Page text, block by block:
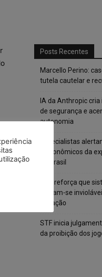
Posts Recentes
Marcello Perino:
tutela cautelar e
IA da Anthropic
de segurança e
autonomia
Especialistas
e econômicos da
no Brasil
TSE reforça que
tornam-se
lacração
STF inicia
da proibição dos